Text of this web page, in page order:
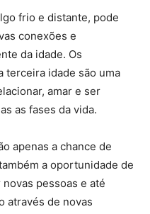
frio e distante, pode
conexões e
da idade. Os
terceira idade são uma
amar e ser
as fases da vida.
apenas a chance de
a oportunidade de
pessoas e até
através de novas